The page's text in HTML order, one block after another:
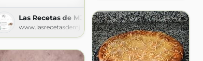
Las Recetas de MJ
www.lasrecetasdemj.com